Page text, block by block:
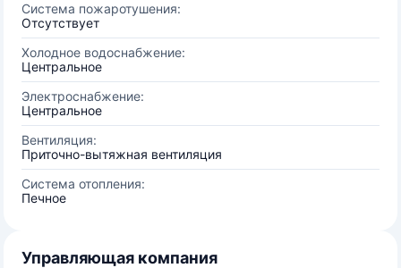
Система пожаротушения:
Отсутствует
Холодное водоснабжение:
Центральное
Электроснабжение:
Центральное
Вентиляция:
Приточно-вытяжная вентиляция
Система отопления:
Печное
Управляющая компания